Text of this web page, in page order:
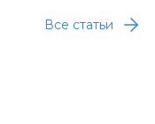
Все статьи